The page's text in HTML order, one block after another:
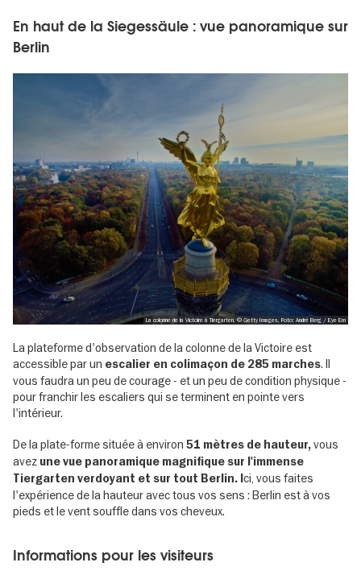
En haut de la Siegessäule : vue panoramique sur
Berlin
La colonne de la Victoire à Tiergarten, © Getty Images, Foto: André Berg / Eye Em
La plateforme d'observation de la colonne de la Victoire est
accessible par un escalier en colimaçon de 285 marches. Il
vous faudra un peu de courage - et un peu de condition physique -
pour franchir les escaliers qui se terminent en pointe vers
l'intérieur.
De la plate-forme située à environ 51 mètres de hauteur,vous
avez une vue panoramique magnifique sur l'immense
Tiergarten verdoyant et sur tout Berlin. I ci, vous faites
l'expérience de la hauteur avec tous vos sens : Berlin est à vos
pieds et le vent souffle dans vos cheveux.
Informations pour les visiteurs